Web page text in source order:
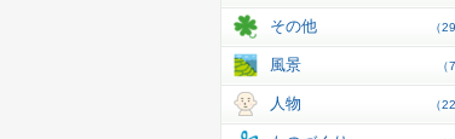
その他 （
風景 （
人物 （